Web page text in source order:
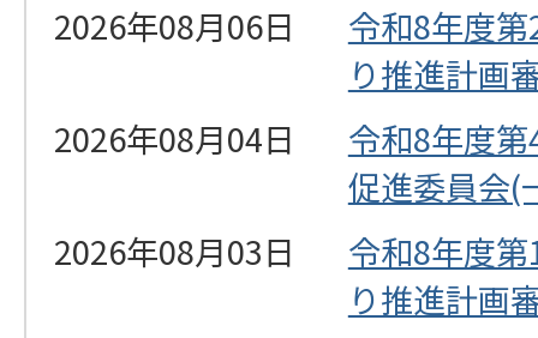
2026年08月06日
令和8年度
り推進計画
2026年08月04日
令和8年度
促進委員会(
2026年08月03日
令和8年度
り推進計画